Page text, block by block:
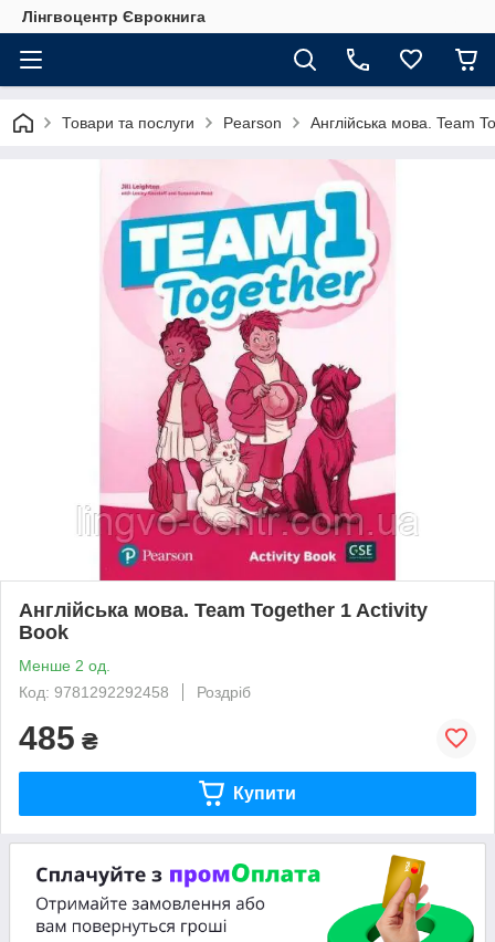
Лінгвоцентр Єврокнига
Товари та послуги Pearson Англійська мова. Team
Англійська мова. Team Together 1 Activity
Book
Менше 2 од.
Код: 9781292292458
Роздріб
485 ₴
Купити